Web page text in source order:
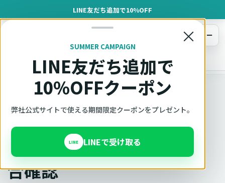
LINE友だち追加で10%OFF
×
SUMMER CAMPAIGN
LINE友だち追加で
10%OFFクーポン
弊社公式サイトで使える期間限定クーポンをプレゼント。
LINE LINEで受け取る
オットキャスト
メニュー
車種適合確認 Volkswagen（フォルクスワーゲン）
車種別適合
オットキャスト
Volkswagen Tiguanの適
合確認